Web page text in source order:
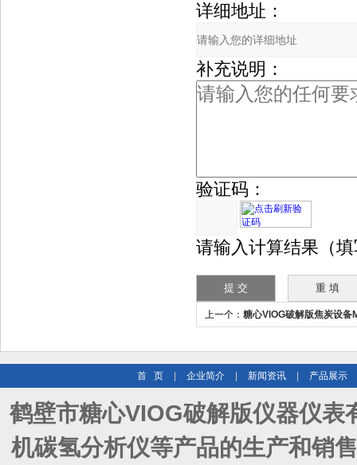
详细地址：
补充说明：
验证码：
请输入计算结果（
上一个： 糖心VIOG破解版焦炭设备
首 页 企业简介 新闻资讯 产品展示
鹤壁市糖心VIOG破解版仪器仪
机碳氢分析仪等产品的生产和销